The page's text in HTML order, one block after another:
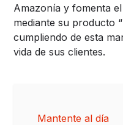
Amazonía y fomenta
mediante su producto
cumpliendo de esta
vida de sus clientes.
Mantente al día